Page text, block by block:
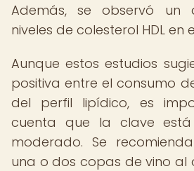
Además, se observó un
niveles de colesterol HDL en
Aunque estos estudios
positiva entre el consumo
del perfil lipídico, es
cuenta que la clave
moderado. Se
una o dos copas de vino